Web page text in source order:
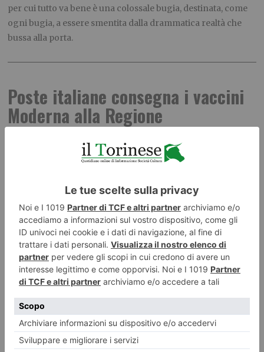
per cui tutto va bene è una colossale bugia, destinata, come
ogni bugia, a essere smentita dalla drammatica realtà che
bussa alla porta.
Poste italiane consegna i vaccini
Moderna alla Regione
Sono arrivati a destinazione in queste ore i furgoni del